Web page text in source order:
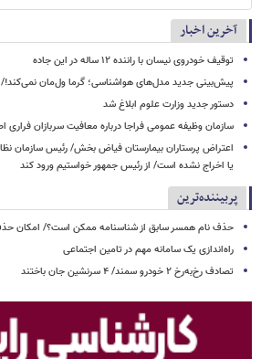
آخرین اخبار
توقیف خودروی نیسان با راننده ۱۲ ساله در این جاده
پیش‌بینی جدید مدل‌های هواشناسی؛ گرما ول‌مان نمی‌کند!/
دستور جدید وزارت علوم ابلاغ شد
سازمان وظیفه عمومی فراجا درباره معافیت سربازان فراری
اعتراض پرستاران بیمارستان فیاض بخش/ رئیس سازمان
یا اخراج نشده است/ از رئیس جمهور خواستیم ورود کند
پربیننده‌ترین
حذف نام همسر سابق از شناسنامه ممکن است؟/ امکان حذف
راه‌اندازی یک سامانه مهم در تامین اجتماعی
تصادف رخ‌به‌رخ ۲ خودرو سمند/ ۴ سرنشین جان باختند